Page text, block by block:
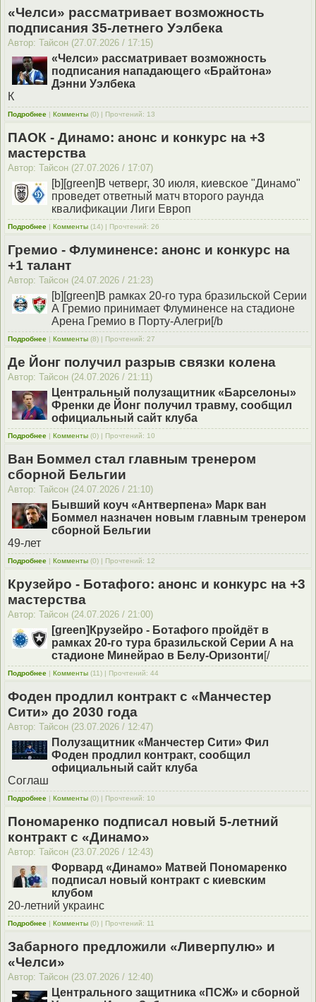
«Челси» рассматривает возможность
подписания 35-летнего Уэлбека
Автор: Тайсон (27.07.2026 / 17:15)
«Челси» рассматривает возможность
подписания нападающего «Брайтона»
Дэнни Уэлбека
К
Подробнее | Комменты (0) | Прочтений: 13
ПАОК - Динамо: анонс и конкурс на +3
мастерства
Автор: Тайсон (27.07.2026 / 17:07)
[b][green]В четверг, 30 июля, киевское "Динамо"
проведет ответный матч второго раунда
квалификации Лиги Европ
Подробнее | Комменты (14) | Прочтений: 26
Гремио - Флуминенсе: анонс и конкурс на
+1 талант
Автор: Тайсон (24.07.2026 / 21:23)
[b][green]В рамках 20-го тура бразильской Серии
А Гремио принимает Флуминенсе на стадионе
Арена Гремио в Порту-Алегри[/b
Подробнее | Комменты (8) | Прочтений: 27
Де Йонг получил разрыв связки колена
Автор: Тайсон (24.07.2026 / 21:11)
Центральный полузащитник «Барселоны»
Френки де Йонг получил травму, сообщил
официальный сайт клуба
Подробнее | Комменты (0) | Прочтений: 10
Ван Боммел стал главным тренером
сборной Бельгии
Автор: Тайсон (24.07.2026 / 21:10)
Бывший коуч «Антверпена» Марк ван
Боммел назначен новым главным тренером
сборной Бельгии
49‑лет
Подробнее | Комменты (0) | Прочтений: 12
Крузейро - Ботафого: анонс и конкурс на +3
мастерства
Автор: Тайсон (24.07.2026 / 21:00)
[green]Крузейро - Ботафого пройдёт в
рамках 20-го тура бразильской Серии А на
стадионе Минейрао в Белу-Оризонти[/
Подробнее | Комменты (11) | Прочтений: 44
Фоден продлил контракт с «Манчестер
Сити» до 2030 года
Автор: Тайсон (23.07.2026 / 12:47)
Полузащитник «Манчестер Сити» Фил
Фоден продлил контракт, сообщил
официальный сайт клуба
Соглаш
Подробнее | Комменты (0) | Прочтений: 10
Пономаренко подписал новый 5-летний
контракт с «Динамо»
Автор: Тайсон (23.07.2026 / 12:43)
Форвард «Динамо» Матвей Пономаренко
подписал новый контракт с киевским
клубом
20-летний украинс
Подробнее | Комменты (0) | Прочтений: 11
Забарного предложили «Ливерпулю» и
«Челси»
Автор: Тайсон (23.07.2026 / 12:40)
Центрального защитника «ПСЖ» и сборной